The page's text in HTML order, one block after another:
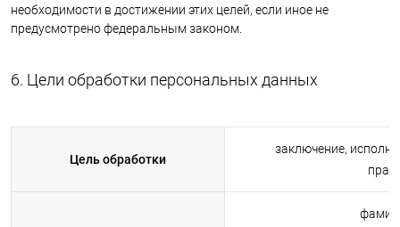
необходимости в достижении этих целей, если иное не
предусмотрено федеральным законом.
6. Цели обработки персональных данных
Цель обработки
заключение,